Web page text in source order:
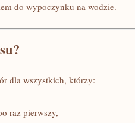
do wypoczynku na wodzie.
dla wszystkich, którzy:
raz pierwszy,